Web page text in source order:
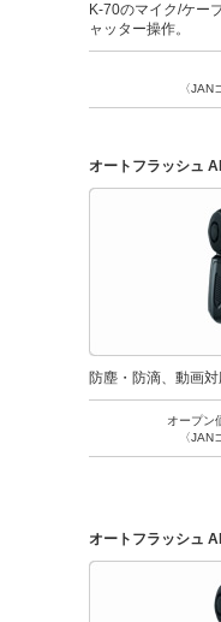
K-70のマイク/ケー
ャッター操作。
〈
オートフラッシュ
防塵・防滴、動画対
オープン
〈
オートフラッシュ